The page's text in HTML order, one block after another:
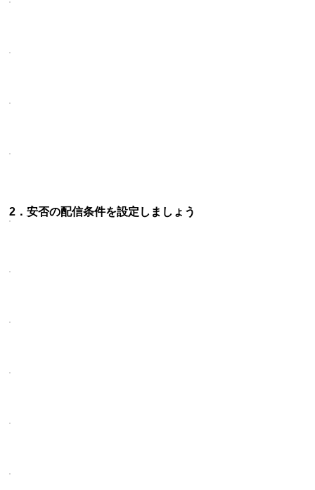
2．安否の配信条件を設定しましょう